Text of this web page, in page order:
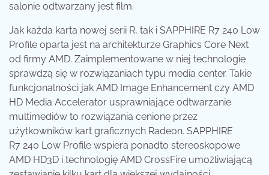
salonie odtwarzany jest film.
Jak każda karta nowej serii R, tak i SAPPHIRE R7 240 Low
Profile oparta jest na architekturze Graphics Core Next
od firmy AMD. Zaimplementowane w niej technologie
sprawdzą się w rozwiązaniach typu media center. Takie
funkcjonalności jak AMD Image Enhancement czy AMD
HD Media Accelerator usprawniające odtwarzanie
multimediów to rozwiązania cenione przez
użytkowników kart graficznych Radeon. SAPPHIRE
R7 240 Low Profile wspiera ponadto stereoskopowe
AMD HD3D i technologię AMD CrossFire umożliwiającą